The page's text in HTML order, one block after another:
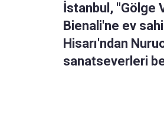
İstanbul, "Gölge
Bienali'ne ev
Hisarı'ndan
sanatseverleri